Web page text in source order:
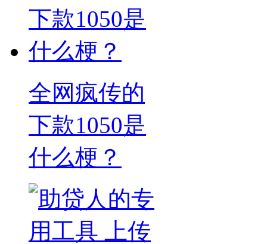
全网疯传的
下款1050是
什么梗？